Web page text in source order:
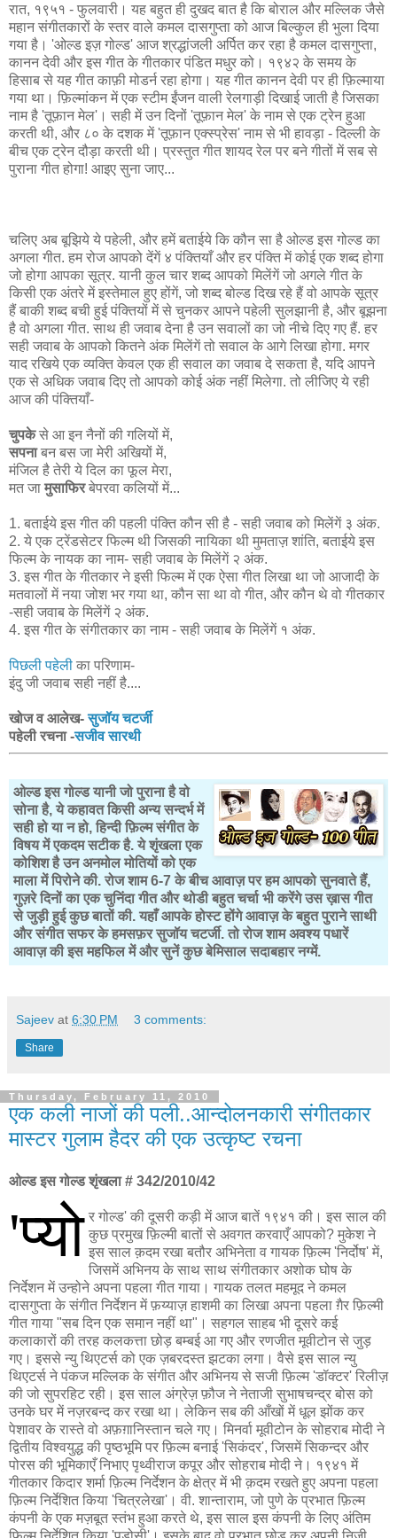
रात, १९५१ - फुलवारी। यह बहुत ही दुखद बात है कि बोराल और मल्लिक जैसे
महान संगीतकारों के स्तर वाले कमल दासगुप्ता को आज बिल्कुल ही भुला दिया
गया है। 'ओल्ड इज़ गोल्ड' आज श्रद्धांजली अर्पित कर रहा है कमल दासगुप्ता,
कानन देवी और इस गीत के गीतकार पंडित मधुर को। १९४२ के समय के
हिसाब से यह गीत काफ़ी मोडर्न रहा होगा। यह गीत कानन देवी पर ही फ़िल्माया
गया था। फ़िल्मांकन में एक स्टीम ईंजन वाली रेलगाड़ी दिखाई जाती है जिसका
नाम है 'तूफ़ान मेल'। सही में उन दिनों 'तूफ़ान मेल' के नाम से एक ट्रेन हुआ
करती थी, और ८० के दशक में 'तूफ़ान एक्स्प्रेस' नाम से भी हावड़ा - दिल्ली के
बीच एक ट्रेन दौड़ा करती थी। प्रस्तुत गीत शायद रेल पर बने गीतों में सब से
पुराना गीत होगा! आइए सुना जाए...
चलिए अब बूझिये ये पहेली, और हमें बताईये कि कौन सा है ओल्ड इस गोल्ड का
अगला गीत. हम रोज आपको देंगें ४ पंक्तियाँ और हर पंक्ति में कोई एक शब्द होगा
जो होगा आपका सूत्र. यानी कुल चार शब्द आपको मिलेंगें जो अगले गीत के
किसी एक अंतरे में इस्तेमाल हुए होंगें, जो शब्द बोल्ड दिख रहे हैं वो आपके सूत्र
हैं बाकी शब्द बची हुई पंक्तियों में से चुनकर आपने पहेली सुलझानी है, और बूझना
है वो अगला गीत. साथ ही जवाब देना है उन सवालों का जो नीचे दिए गए हैं. हर
सही जवाब के आपको कितने अंक मिलेंगें तो सवाल के आगे लिखा होगा. मगर
याद रखिये एक व्यक्ति केवल एक ही सवाल का जवाब दे सकता है, यदि आपने
एक से अधिक जवाब दिए तो आपको कोई अंक नहीं मिलेगा. तो लीजिए ये रही
आज की पंक्तियाँ-
चुपकेसे आ इन नैनों की गलियों में,
सपनाबन बस जा मेरी अखियों में,
मंजिल है तेरी ये दिल का फूल मेरा,
मत जामुसाफिरबेपरवा कलियों में...
1. बताईये इस गीत की पहली पंक्ति कौन सी है - सही जवाब को मिलेंगें ३ अंक.
2. ये एक ट्रेंडसेटर फिल्म थी जिसकी नायिका थी मुमताज़ शांति, बताईये इस
फिल्म के नायक का नाम- सही जवाब के मिलेंगें २ अंक.
3. इस गीत के गीतकार ने इसी फिल्म में एक ऐसा गीत लिखा था जो आजादी के
मतवालों में नया जोश भर गया था, कौन सा था वो गीत, और कौन थे वो गीतकार
-सही जवाब के मिलेंगें २ अंक.
4. इस गीत के संगीतकार का नाम - सही जवाब के मिलेंगें १ अंक.
पिछली पहेली का परिणाम-
इंदु जी जवाब सही नहीं है....
खोज व आलेख-सुजॉय चटर्जी
पहेली रचना -सजीव सारथी
ओल्ड इस गोल्ड यानी जो पुराना है वो
सोना है, ये कहावत किसी अन्य सन्दर्भ में
सही हो या न हो, हिन्दी फ़िल्म संगीत के
विषय में एकदम सटीक है. ये शृंखला एक
कोशिश है उन अनमोल मोतियों को एक
माला में पिरोने की. रोज शाम 6-7 के बीच आवाज़ पर हम आपको सुनवाते हैं,
गुज़रे दिनों का एक चुनिंदा गीत और थोडी बहुत चर्चा भी करेंगे उस ख़ास गीत
से जुड़ी हुई कुछ बातों की. यहाँ आपके होस्ट होंगे आवाज़ के बहुत पुराने साथी
और संगीत सफर के हमसफ़र सुजॉय चटर्जी. तो रोज शाम अवश्य पधारें
आवाज़ की इस महफिल में और सुनें कुछ बेमिसाल सदाबहार नग्में.
Sajeev at 6:30 PM 3 comments:
Share
Thursday, February 11, 2010
एक कली नाजों की पली..आन्दोलनकारी संगीतकार
मास्टर गुलाम हैदर की एक उत्कृष्ट रचना
ओल्ड इस गोल्ड शृंखला # 342/2010/42
'प्यो र गोल्ड' की दूसरी कड़ी में आज बातें १९४१ की। इस साल की
कुछ प्रमुख फ़िल्मी बातों से अवगत करवाएँ आपको? मुकेश ने
इस साल क़दम रखा बतौर अभिनेता व गायक फ़िल्म 'निर्दोष' में,
जिसमें अभिनय के साथ साथ संगीतकार अशोक घोष के
निर्देशन में उन्होने अपना पहला गीत गाया। गायक तलत महमूद ने कमल
दासगुप्ता के संगीत निर्देशन में फ़य्याज़ हाशमी का लिखा अपना पहला ग़ैर फ़िल्मी
गीत गाया "सब दिन एक समान नहीं था"। सहगल साहब भी दूसरे कई
कलाकारों की तरह कलकत्ता छोड़ बम्बई आ गए और रणजीत मूवीटोन से जुड़
गए। इससे न्यु थिएटर्स को एक ज़बरदस्त झटका लगा। वैसे इस साल न्यु
थिएटर्स ने पंकज मल्लिक के संगीत और अभिनय से सजी फ़िल्म 'डॉक्टर' रिलीज़
की जो सुपरहिट रही। इस साल अंग्रेज़ फ़ौज ने नेताजी सुभाषचन्द्र बोस को
उनके घर में नज़रबन्द कर रखा था। लेकिन सब की आँखों में धूल झोंक कर
पेशावर के रास्ते वो अफ़ग़ानिस्तान चले गए। मिनर्वा मूवीटोन के सोहराब मोदी ने
द्वितीय विश्वयुद्ध की पृष्ठभूमि पर फ़िल्म बनाई 'सिकंदर', जिसमें सिकन्दर और
पोरस की भूमिकाएँ निभाए पृथ्वीराज कपूर और सोहराब मोदी ने। १९४१ में
गीतकार किदार शर्मा फ़िल्म निर्देशन के क्षेत्र में भी क़दम रखते हुए अपना पहला
फ़िल्म निर्देशित किया 'चित्रलेखा'। वी. शान्ताराम, जो पुणे के प्रभात फ़िल्म
कंपनी के एक मज़बूत स्तंभ हुआ करते थे, इस साल इस कंपनी के लिए अंतिम